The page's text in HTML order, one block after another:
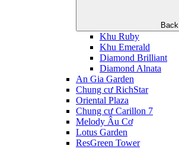
Back
Khu Ruby
Khu Emerald
Diamond Brilliant
Diamond Alnata
An Gia Garden
Chung cư RichStar
Oriental Plaza
Chung cư Carillon 7
Melody Âu Cơ
Lotus Garden
ResGreen Tower